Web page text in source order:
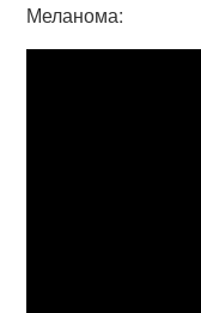
Меланома: